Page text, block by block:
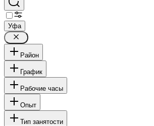
Уфа
Район
График
Рабочие часы
Опыт
Тип занятости